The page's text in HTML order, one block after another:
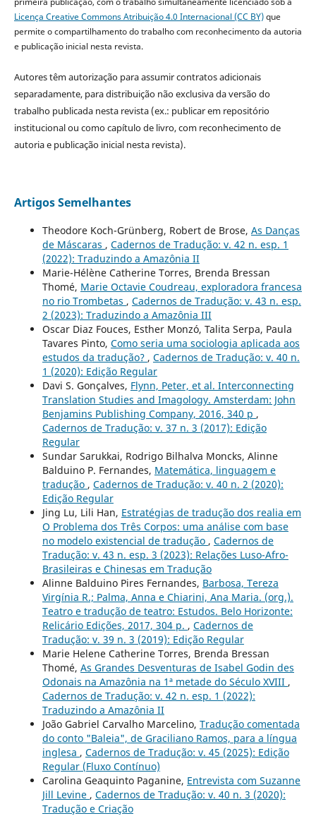
Licença Creative Commons Atribuição 4.0 Internacional (CC BY)que
permite o compartilhamento do trabalho com reconhecimento da autoria
e publicação inicial nesta revista.
Autores têm autorização para assumir contratos adicionais
separadamente, para distribuição não exclusiva da versão do
trabalho publicada nesta revista (ex.: publicar em repositório
institucional ou como capítulo de livro, com reconhecimento de
autoria e publicação inicial nesta revista).
Artigos Semelhantes
Theodore Koch-Grünberg, Robert de Brose, As Danças
de Máscaras , Cadernos de Tradução: v. 42 n. esp. 1
(2022): Traduzindo a Amazônia II
Marie-Hélène Catherine Torres, Brenda Bressan
Thomé, Marie Octavie Coudreau, exploradora francesa
no rio Trombetas , Cadernos de Tradução: v. 43 n. esp.
2 (2023): Traduzindo a Amazônia III
Oscar Diaz Fouces, Esther Monzó, Talita Serpa, Paula
Tavares Pinto, Como seria uma sociologia aplicada aos
estudos da tradução? , Cadernos de Tradução: v. 40 n.
1 (2020): Edição Regular
Davi S. Gonçalves, Flynn, Peter, et al. Interconnecting
Translation Studies and Imagology. Amsterdam: John
Benjamins Publishing Company, 2016, 340 p ,
Cadernos de Tradução: v. 37 n. 3 (2017): Edição
Regular
Sundar Sarukkai, Rodrigo Bilhalva Moncks, Alinne
Balduino P. Fernandes, Matemática, linguagem e
tradução , Cadernos de Tradução: v. 40 n. 2 (2020):
Edição Regular
Jing Lu, Lili Han, Estratégias de tradução dos realia em
O Problema dos Três Corpos: uma análise com base
no modelo existencial de tradução , Cadernos de
Tradução: v. 43 n. esp. 3 (2023): Relações Luso-Afro-
Brasileiras e Chinesas em Tradução
Alinne Balduino Pires Fernandes, Barbosa, Tereza
Virgínia R.; Palma, Anna e Chiarini, Ana Maria. (org.).
Teatro e tradução de teatro: Estudos. Belo Horizonte:
Relicário Edições, 2017, 304 p. , Cadernos de
Tradução: v. 39 n. 3 (2019): Edição Regular
Marie Helene Catherine Torres, Brenda Bressan
Thomé, As Grandes Desventuras de Isabel Godin des
Odonais na Amazônia na 1ª metade do Século XVIII ,
Cadernos de Tradução: v. 42 n. esp. 1 (2022):
Traduzindo a Amazônia II
João Gabriel Carvalho Marcelino, Tradução comentada
do conto "Baleia", de Graciliano Ramos, para a língua
inglesa , Cadernos de Tradução: v. 45 (2025): Edição
Regular (Fluxo Contínuo)
Carolina Geaquinto Paganine, Entrevista com Suzanne
Jill Levine , Cadernos de Tradução: v. 40 n. 3 (2020):
Tradução e Criação